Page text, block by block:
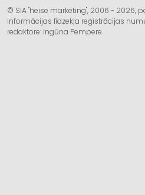
© SIA "heise marketing", 2006 - 2026,
informācijas līdzekļa reģistrācijas
redaktore: Ingūna Pempere.